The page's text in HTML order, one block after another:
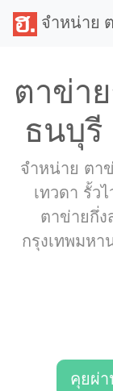
จำหน่าย
ตาข่า
ธนบุรี
จำหน่าย ตา
เทวดา รั้ว
ตาข่ายกึ่ง
กรุงเทพมห
คุยผ่